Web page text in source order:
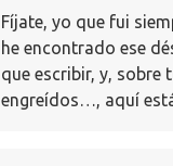
Fíjate, yo que fui
he encontrado ese
que escribir, y, sobre
engreídos…, aquí